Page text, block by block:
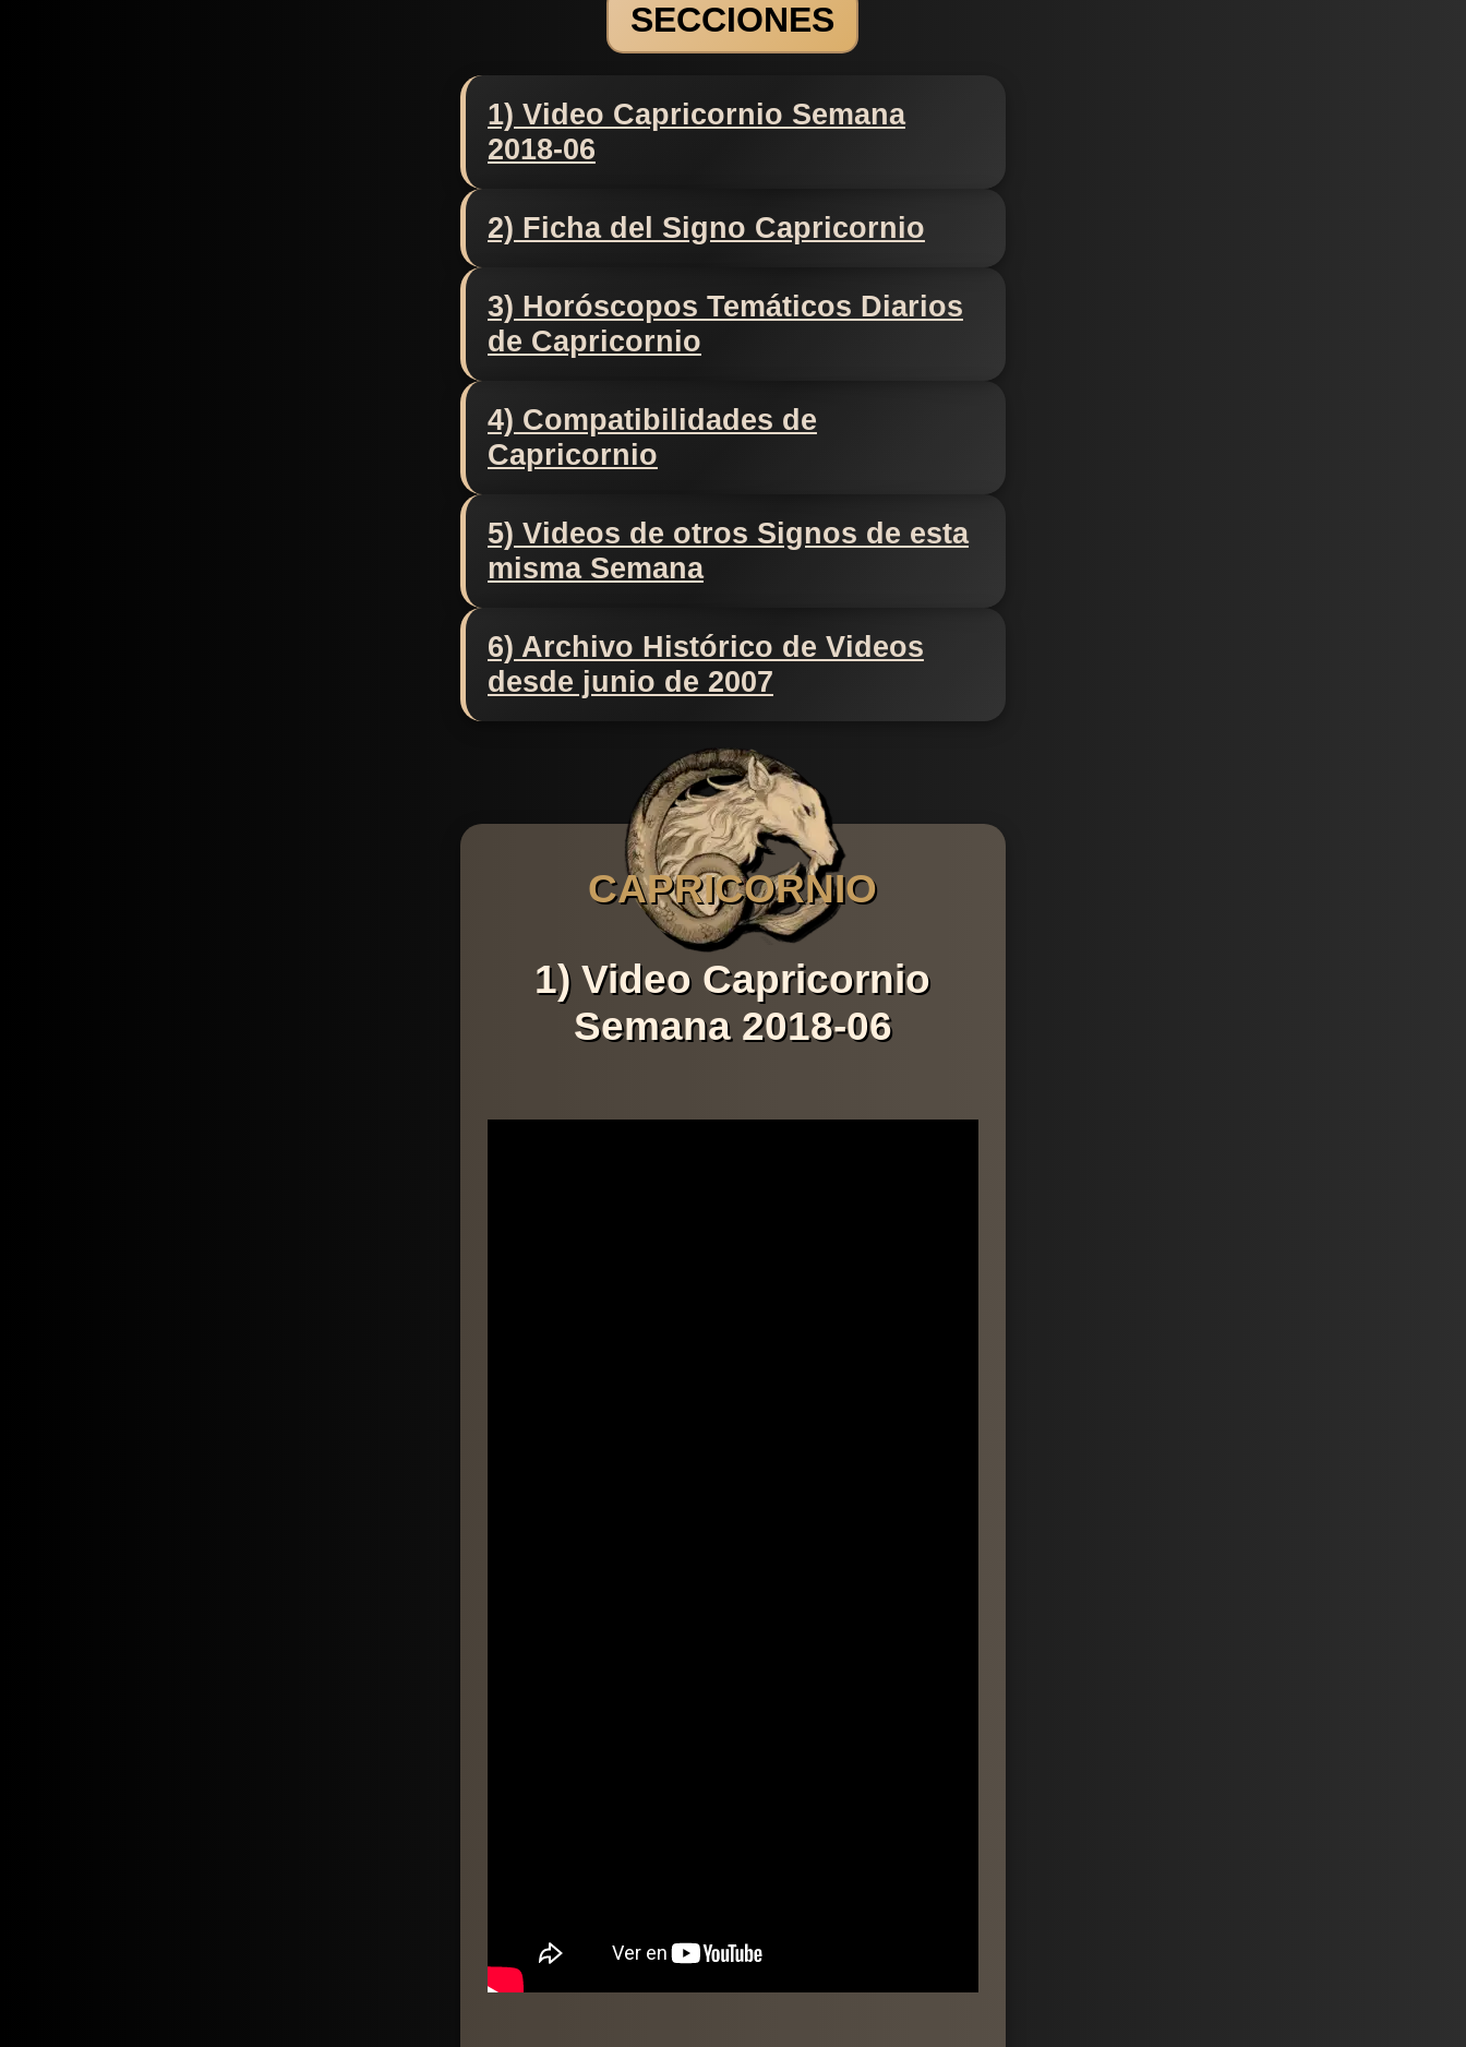
SECCIONES
1) Video Capricornio Semana
2018-06
2) Ficha del Signo Capricornio
3) Horóscopos Temáticos Diarios
de Capricornio
4) Compatibilidades de
Capricornio
5) Videos de otros Signos de esta
misma Semana
6) Archivo Histórico de Videos
desde junio de 2007
CAPRICORNIO
1) Video Capricornio
Semana 2018-06